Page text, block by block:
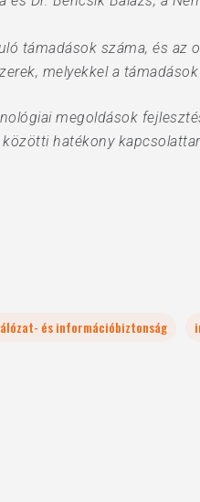
támadások száma, és az
melyekkel a
megoldások
hatékony
és információbiztonság